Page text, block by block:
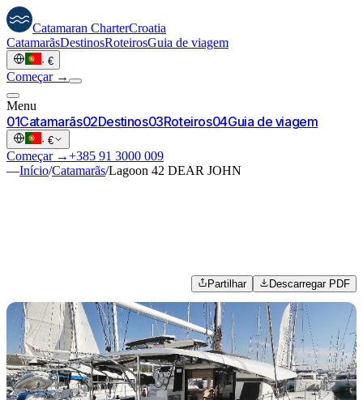
Catamaran CharterCroatia
CatamarãsDestinosRoteirosGuia de viagem
· €
Começar →
Menu
01Catamarãs02Destinos03Roteiros04Guia de viagem
· €
Começar →+385 91 3000 009
—Início/Catamarãs/Lagoon 42 DEAR JOHN
Partilhar Descarregar PDF